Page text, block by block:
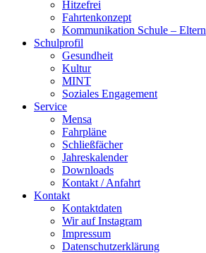
Hitzefrei
Fahrtenkonzept
Kommunikation Schule – Eltern
Schulprofil
Gesundheit
Kultur
MINT
Soziales Engagement
Service
Mensa
Fahrpläne
Schließfächer
Jahreskalender
Downloads
Kontakt / Anfahrt
Kontakt
Kontaktdaten
Wir auf Instagram
Impressum
Datenschutzerklärung